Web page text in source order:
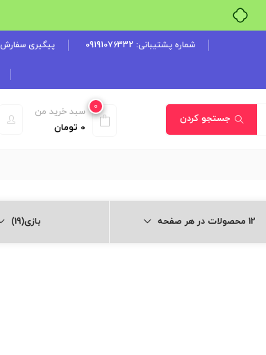
شماره پشتیبانی: 09191076332 پیگیری سفارش
جستجو کردن
0
سبد خرید من
0 تومان
12 محصولات در هر صفحه بازی(19)